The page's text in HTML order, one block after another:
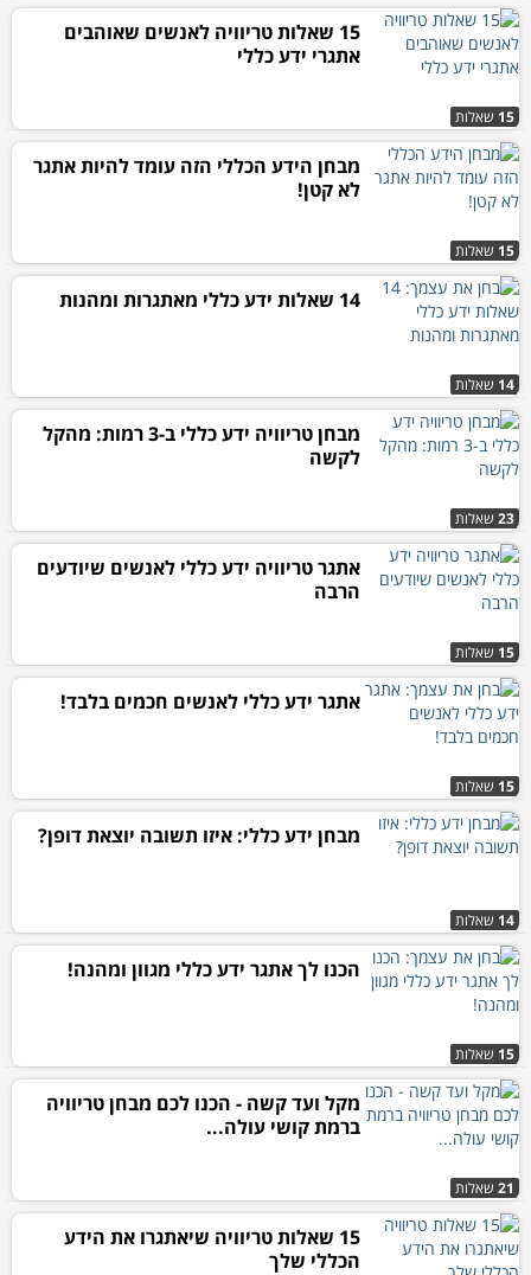
15 שאלות
15 שאלות טריוויה לאנשים שאוהבים
אתגרי ידע כללי
15 שאלות
מבחן הידע הכללי הזה עומד להיות אתגר
לא קטן!
14 שאלות
14 שאלות ידע כללי מאתגרות ומהנות
23 שאלות
מבחן טריוויה ידע כללי ב-3 רמות: מהקל
לקשה
15 שאלות
אתגר טריוויה ידע כללי לאנשים שיודעים
הרבה
15 שאלות
אתגר ידע כללי לאנשים חכמים בלבד!
14 שאלות
מבחן ידע כללי: איזו תשובה יוצאת דופן?
15 שאלות
הכנו לך אתגר ידע כללי מגוון ומהנה!
21 שאלות
מקל ועד קשה - הכנו לכם מבחן טריוויה
ברמת קושי עולה...
15 שאלות טריוויה שיאתגרו את הידע
הכללי שלך